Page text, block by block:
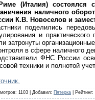
(Италия) состоялся
наличного
К.В. Новоселов и
поделились
и
затронуты
в сфере наличного
ФНС России
техники и полнотой
: 1103 | Добавил: Пятерка Рейтинг: